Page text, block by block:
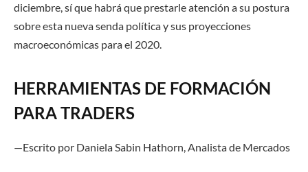
diciembre, sí que habrá que prestarle atención a su postura
sobre esta nueva senda política y sus proyecciones
macroeconómicas para el 2020.
HERRAMIENTAS DE FORMACIÓN
PARA TRADERS
—Escrito por Daniela Sabin Hathorn, Analista de Mercados